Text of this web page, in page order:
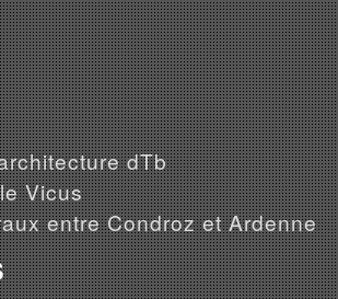
dTb
Vicus
entre Condroz et Ardenne